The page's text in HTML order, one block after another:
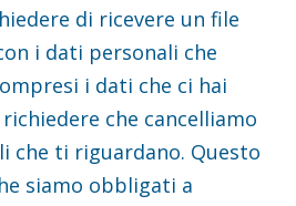
di ricevere un file
i dati personali che
i dati che ci hai
che cancelliamo
che ti riguardano. Questo
siamo obbligati a